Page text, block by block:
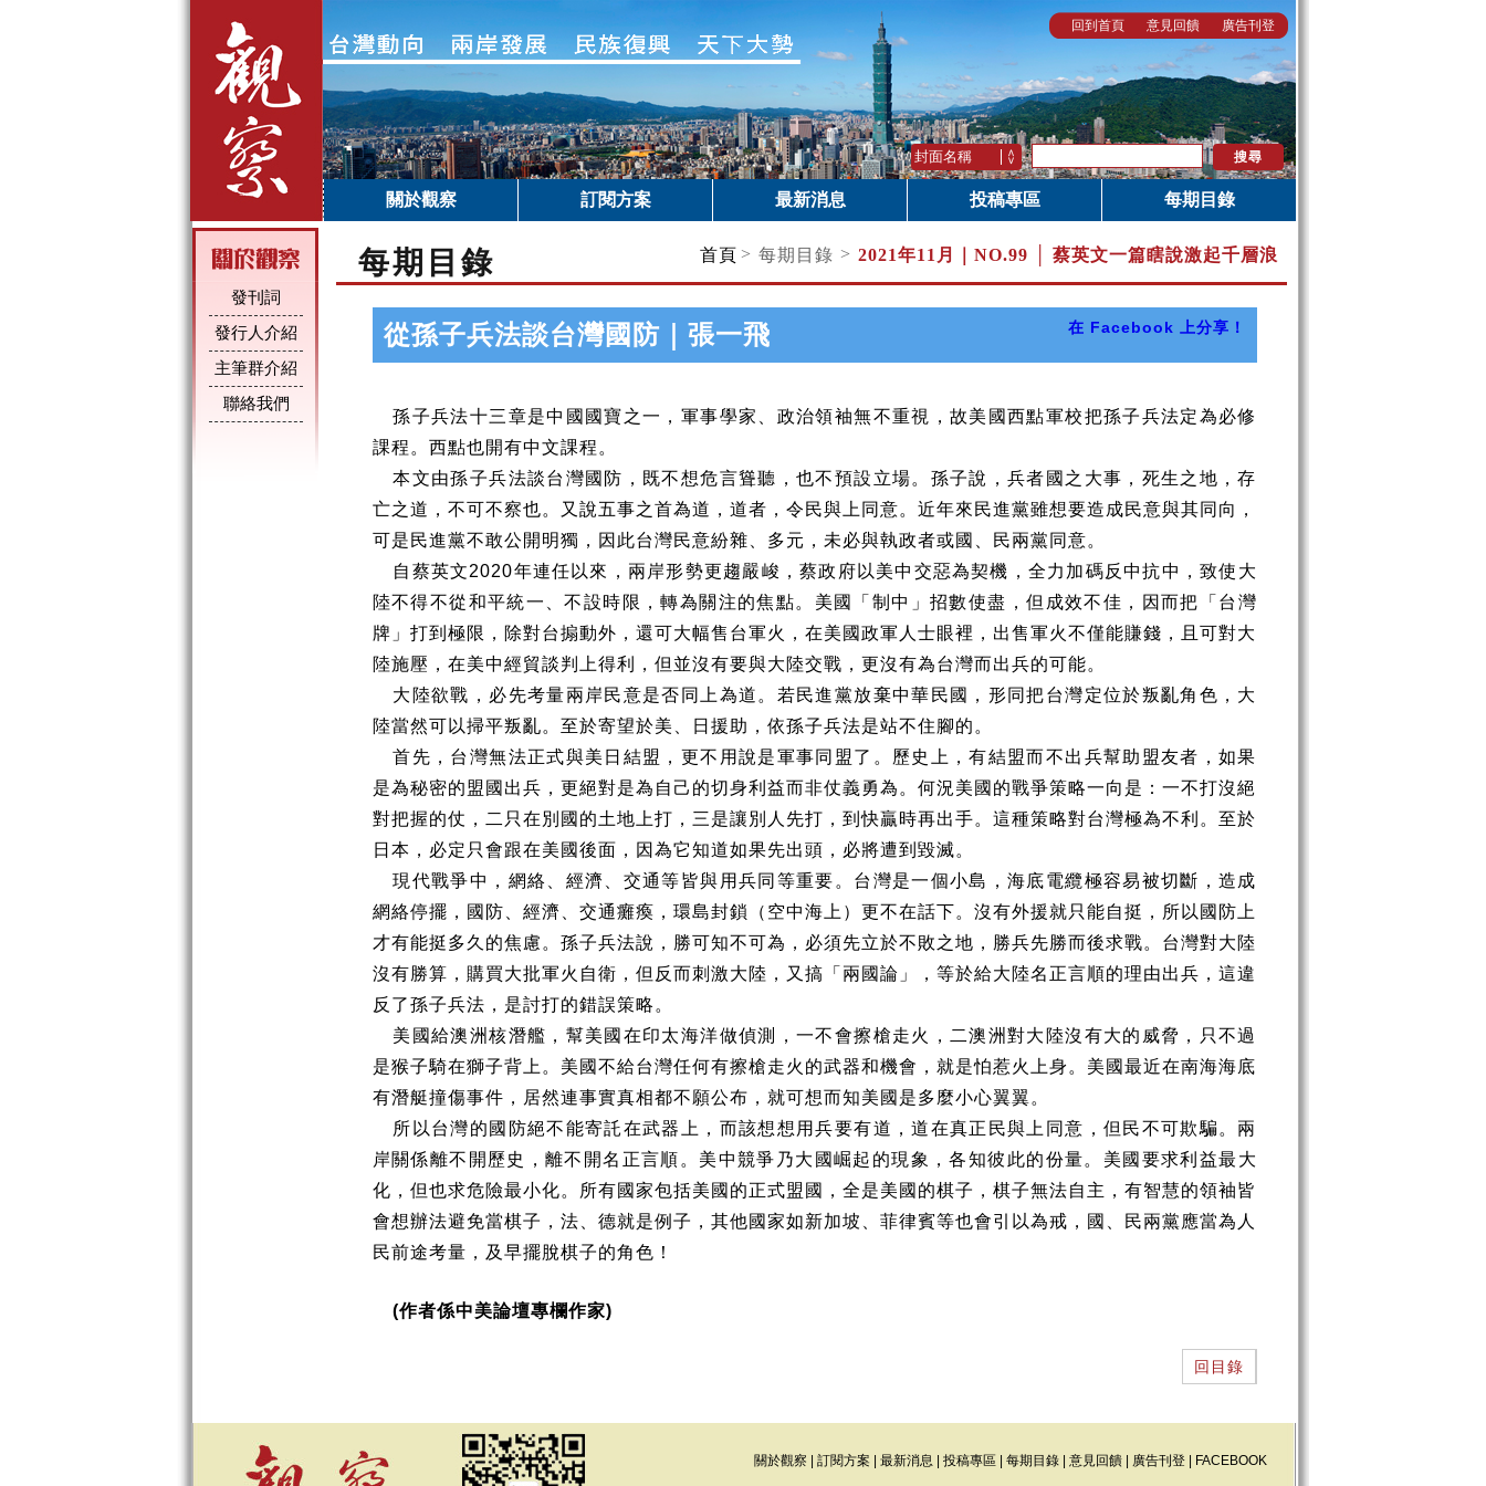
回到首頁 意見回饋 廣告刊登
關於觀察 訂閱方案 最新消息 投稿專區 每期目錄
發刊詞
發行人介紹
主筆群介紹
聯絡我們
每期目錄 首頁 > 每期目錄 > 2021年11月｜ NO.99 │ 蔡英文一篇瞎說激起千層浪
從孫子兵法談台灣國防｜張一飛 在 Facebook 上分享！
孫子兵法十三章是中國國寶之一，軍事學家、政治領袖無不重視，故美國西點軍校把孫子兵法定為必修
課程。西點也開有中文課程。
本文由孫子兵法談台灣國防，既不想危言聳聽，也不預設立場。孫子說，兵者國之大事，死生之地，存
亡之道，不可不察也。又說五事之首為道，道者，令民與上同意。近年來民進黨雖想要造成民意與其同向，
可是民進黨不敢公開明獨，因此台灣民意紛雜、多元，未必與執政者或國、民兩黨同意。
自蔡英文2020年連任以來，兩岸形勢更趨嚴峻，蔡政府以美中交惡為契機，全力加碼反中抗中，致使大
陸不得不從和平統一、不設時限，轉為關注的焦點。美國「制中」招數使盡，但成效不佳，因而把「台灣
牌」打到極限，除對台搧動外，還可大幅售台軍火，在美國政軍人士眼裡，出售軍火不僅能賺錢，且可對大
陸施壓，在美中經貿談判上得利，但並沒有要與大陸交戰，更沒有為台灣而出兵的可能。
大陸欲戰，必先考量兩岸民意是否同上為道。若民進黨放棄中華民國，形同把台灣定位於叛亂角色，大
陸當然可以掃平叛亂。至於寄望於美、日援助，依孫子兵法是站不住腳的。
首先，台灣無法正式與美日結盟，更不用說是軍事同盟了。歷史上，有結盟而不出兵幫助盟友者，如果
是為秘密的盟國出兵，更絕對是為自己的切身利益而非仗義勇為。何況美國的戰爭策略一向是：一不打沒絕
對把握的仗，二只在別國的土地上打，三是讓別人先打，到快贏時再出手。這種策略對台灣極為不利。至於
日本，必定只會跟在美國後面，因為它知道如果先出頭，必將遭到毀滅。
現代戰爭中，網絡、經濟、交通等皆與用兵同等重要。台灣是一個小島，海底電纜極容易被切斷，造成
網絡停擺，國防、經濟、交通癱瘓，環島封鎖（空中海上）更不在話下。沒有外援就只能自挺，所以國防上
才有能挺多久的焦慮。孫子兵法說，勝可知不可為，必須先立於不敗之地，勝兵先勝而後求戰。台灣對大陸
沒有勝算，購買大批軍火自衛，但反而刺激大陸，又搞「兩國論」，等於給大陸名正言順的理由出兵，這違
反了孫子兵法，是討打的錯誤策略。
美國給澳洲核潛艦，幫美國在印太海洋做偵測，一不會擦槍走火，二澳洲對大陸沒有大的威脅，只不過
是猴子騎在獅子背上。美國不給台灣任何有擦槍走火的武器和機會，就是怕惹火上身。美國最近在南海海底
有潛艇撞傷事件，居然連事實真相都不願公布，就可想而知美國是多麼小心翼翼。
所以台灣的國防絕不能寄託在武器上，而該想想用兵要有道，道在真正民與上同意，但民不可欺騙。兩
岸關係離不開歷史，離不開名正言順。美中競爭乃大國崛起的現象，各知彼此的份量。美國要求利益最大
化，但也求危險最小化。所有國家包括美國的正式盟國，全是美國的棋子，棋子無法自主，有智慧的領袖皆
會想辦法避免當棋子，法、德就是例子，其他國家如新加坡、菲律賓等也會引以為戒，國、民兩黨應當為人
民前途考量，及早擺脫棋子的角色！
(作者係中美論壇專欄作家)
回目錄
關於觀察 訂閱方案 最新消息 投稿專區 每期目錄 意見回饋 廣告刊登 FACEBOOK